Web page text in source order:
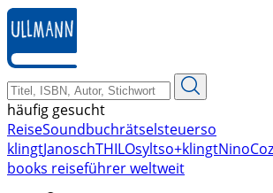
zum
Hauptinhalt
springen
häufig gesucht
ReiseSoundbuchrätselsteuerso
klingtJanoschTHILOsyltso+klingtNino
books reiseführer weltweit